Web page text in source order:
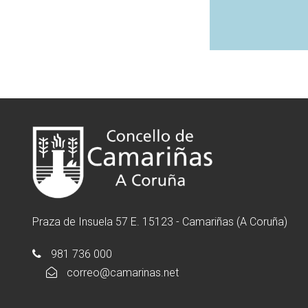
Praza de Insuela 57 E. 15123 - Camariñas (A Coruña)
981 736 000
correo@camarinas.net